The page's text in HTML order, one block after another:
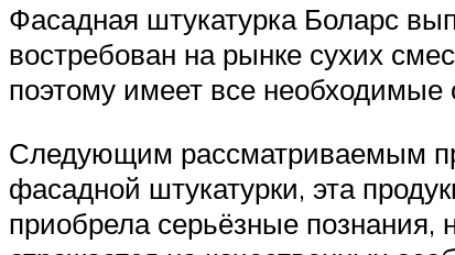
Фасадная штукатурка Боларс
востребован на рынке сухих
поэтому имеет все необходимые
Следующим рассматриваемым
фасадной штукатурки, эта
приобрела серьёзные